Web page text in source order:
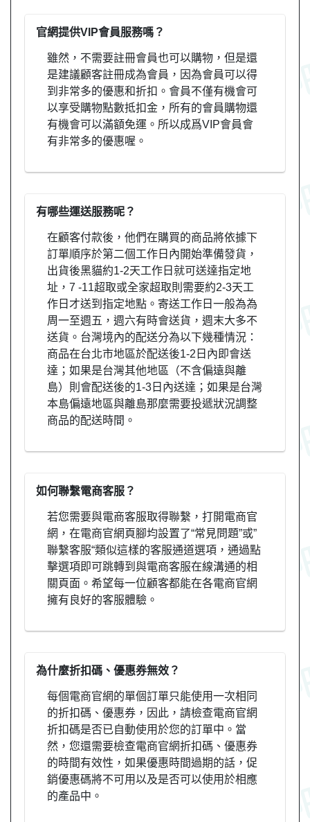
官網提供VIP會員服務嗎？
雖然，不需要註冊會員也可以購物，但是還
是建議顧客註冊成為會員，因為會員可以得
到非常多的優惠和折扣。會員不僅有機會可
以享受購物點數抵扣金，所有的會員購物還
有機會可以滿額免運。所以成爲VIP會員會
有非常多的優惠喔。
有哪些運送服務呢？
在顧客付款後，他們在購買的商品將依據下
訂單順序於第二個工作日內開始準備發貨，
出貨後黑貓約1-2天工作日就可送達指定地
址，7 -11超取或全家超取則需要約2-3天工
作日才送到指定地點。寄送工作日一般為為
周一至週五，週六有時會送貨，週末大多不
送貨。台灣境內的配送分為以下幾種情況：
商品在台北市地區於配送後1-2日內即會送
達；如果是台灣其他地區（不含偏遠與離
島）則會配送後的1-3日內送達；如果是台灣
本島偏遠地區與離島那麼需要投遞狀況調整
商品的配送時間。
如何聯繫電商客服？
若您需要與電商客服取得聯繫，打開電商官
網，在電商官網頁腳均設置了“常見問題”或”
聯繫客服“類似這樣的客服通道選項，通過點
擊選項即可跳轉到與電商客服在線溝通的相
關頁面。希望每一位顧客都能在各電商官網
擁有良好的客服體驗。
為什麼折扣碼、優惠券無效？
每個電商官網的單個訂單只能使用一次相同
的折扣碼、優惠券，因此，請檢查電商官網
折扣碼是否已自動使用於您的訂單中。當
然，您還需要檢查電商官網折扣碼、優惠券
的時間有效性，如果優惠時間過期的話，促
銷優惠碼將不可用以及是否可以使用於相應
的產品中。